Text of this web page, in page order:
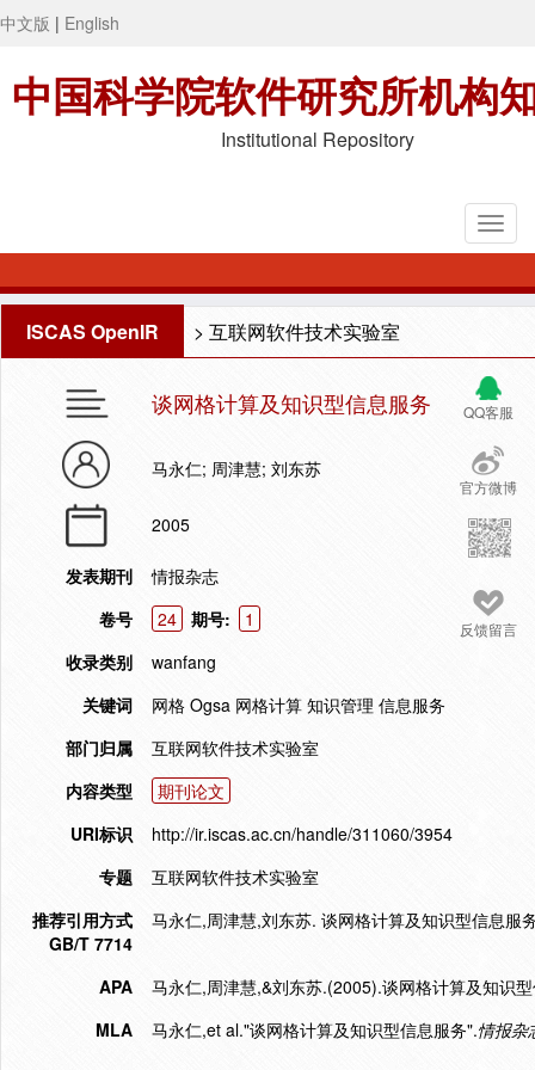
中文版 | English
中国科学院软件研究所机构
Institutional Repository
ISCAS OpenIR > 互联网软件技术实验室
QQ客服
官方微博
反馈留言
谈网格计算及知识型信息服务
马永仁; 周津慧; 刘东苏
2005
发表期刊
情报杂志
卷号
24 期号:
1
收录类别
wanfang
关键词
网格 Ogsa 网格计算 知识管理 信息服务
部门归属
互联网软件技术实验室
内容类型
期刊论文
URI标识
http://ir.iscas.ac.cn/handle/311060/3954
专题
互联网软件技术实验室
推荐引用方式
GB/T 7714
马永仁,周津慧,刘东苏. 谈网格计算及知识型信息服
APA
马永仁,周津慧,&刘东苏.(2005).谈网格计算及知识
MLA
马永仁,et al."谈网格计算及知识型信息服务".情报杂